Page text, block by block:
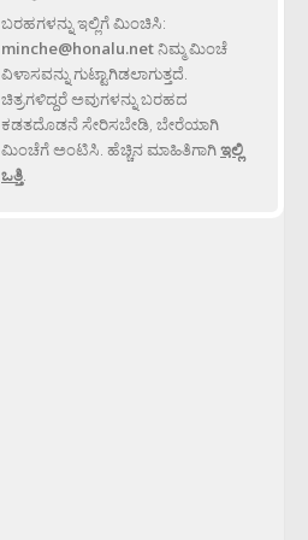
ಬರಹಗಳನ್ನು ಇಲ್ಲಿಗೆ ಮಿಂಚಿಸಿ:
minche@honalu.netನಿಮ್ಮ ಮಿಂಚೆ
ವಿಳಾಸವನ್ನು ಗುಟ್ಟಾಗಿಡಲಾಗುತ್ತದೆ.
ಚಿತ್ರಗಳಿದ್ದರೆ ಅವುಗಳನ್ನು ಬರಹದ
ಕಡತದೊಡನೆ ಸೇರಿಸಬೇಡಿ, ಬೇರೆಯಾಗಿ
ಮಿಂಚೆಗೆ ಅಂಟಿಸಿ. ಹೆಚ್ಚಿನ ಮಾಹಿತಿಗಾಗಿಇಲ್ಲಿ
ಒತ್ತಿ.